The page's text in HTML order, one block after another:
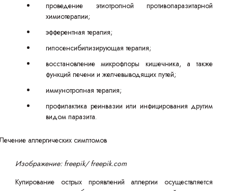
проведение этиотропной противопаразитарной
химиотерапии;
эфферентная терапия;
гипосенсибилизирующая терапия;
восстановление микрофлоры кишечника, а также
функций печени и желчевыводящих путей;
иммунотропная терапия;
профилактика реинвазии или инфицирования другим
видом паразита.
Изображение: freepik/ freepik.com
Купирование острых проявлений аллергии осуществляется